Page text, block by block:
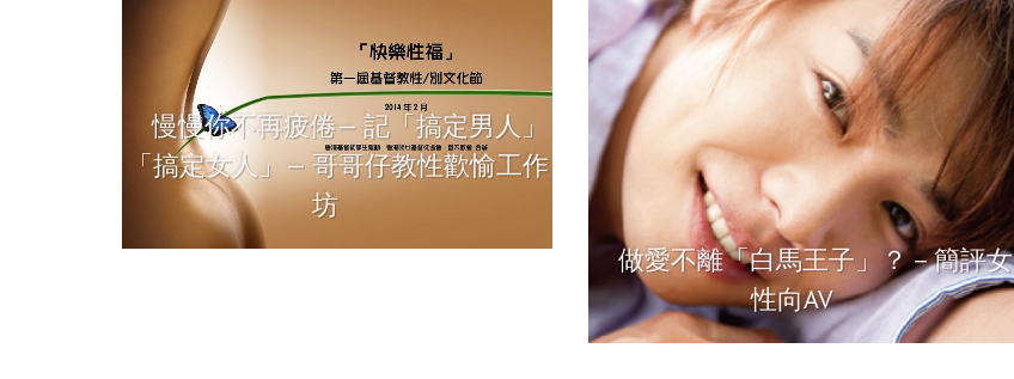
慢慢你不再疲倦— 記「搞定男人」
「搞定女人」— 哥哥仔教性歡愉工作
坊
做愛不離「白馬王子」？－簡評女
性向AV